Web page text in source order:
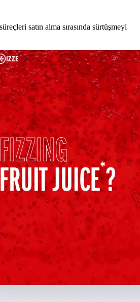
satın alma sırasında sürtüşmeyi